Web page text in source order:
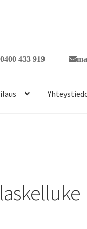
0400 433 919